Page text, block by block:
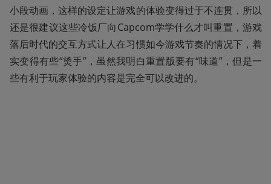
小段动画，这样的设定让游戏的体验变得过于不连贯，所以
还是很建议这些冷饭厂向Capcom学学什么才叫重置，游戏
落后时代的交互方式让人在习惯如今游戏节奏的情况下，着
实变得有些“烫手”，虽然我明白重置版要有“味道”，但是一
些有利于玩家体验的内容是完全可以改进的。